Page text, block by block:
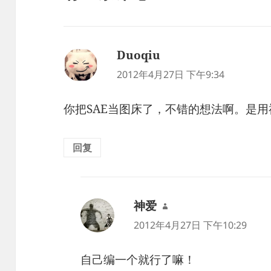
Duoqiu
道：
2012年4月27日 下午9:34
你把SAE当图床了，不错的想法啊。是用
回复
神爱
说
道：
2012年4月27日 下午10:29
自己编一个就行了嘛！